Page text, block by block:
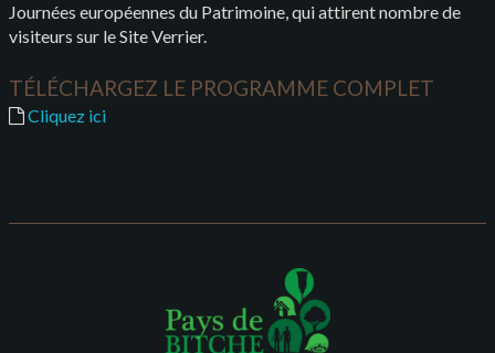
Journées européennes du Patrimoine, qui attirent nombre de
visiteurs sur le Site Verrier.
TÉLÉCHARGEZ LE PROGRAMME COMPLET
Cliquez ici